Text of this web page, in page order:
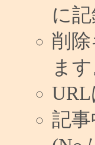
に記
削
ます
記